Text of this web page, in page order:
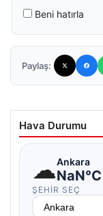
Beni hatırla
Paylaş:
Hava Durumu
☁Ankara
NaN°C
ŞEHIR SEÇ